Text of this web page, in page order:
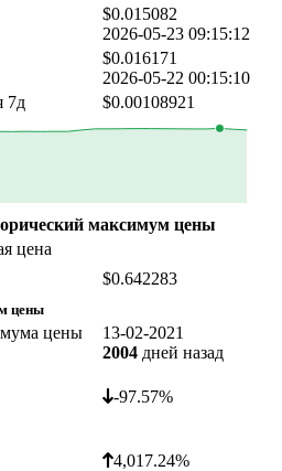
$0.015082
2026-05-23 09:15:12
$0.016171
2026-05-22 00:15:10
7д
$0.00108921
максимум цены
цена
цены
$0.642283
цены
13-02-2021
2004 дней назад
-97.57%
4,017.24%